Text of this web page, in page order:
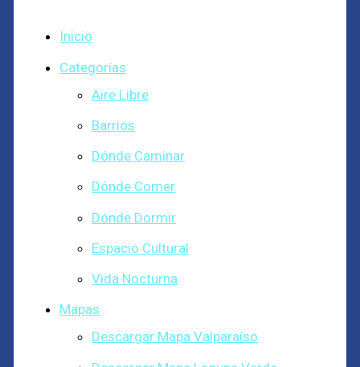
Inicio
Categorías
Aire Libre
Barrios
Dónde Caminar
Dónde Comer
Dónde Dormir
Espacio Cultural
Vida Nocturna
Mapas
Descargar Mapa Valparaíso